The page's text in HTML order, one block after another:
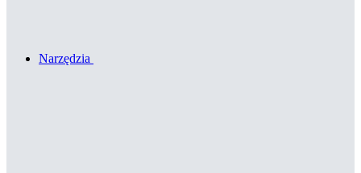
Narzędzia